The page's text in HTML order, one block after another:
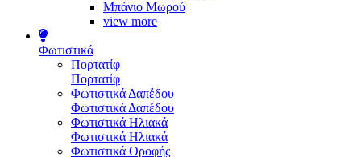
Μπάνιο Μωρού
view more
Φωτιστικά
Πορτατίφ
Πορτατίφ
Φωτιστικά Δαπέδου
Φωτιστικά Δαπέδου
Φωτιστικά Ηλιακά
Φωτιστικά Ηλιακά
Φωτιστικά Οροφής